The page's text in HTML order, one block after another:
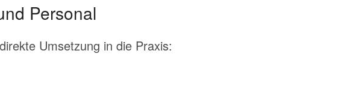
Personal
Umsetzung in die Praxis: